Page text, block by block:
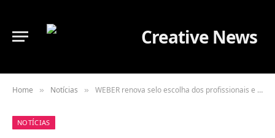
Home » Notícias » WEBER renova selo escolha dos profissionais e ganha prémios cinco estrelas, juntando-se a marca PLACO®
NOTÍCIAS